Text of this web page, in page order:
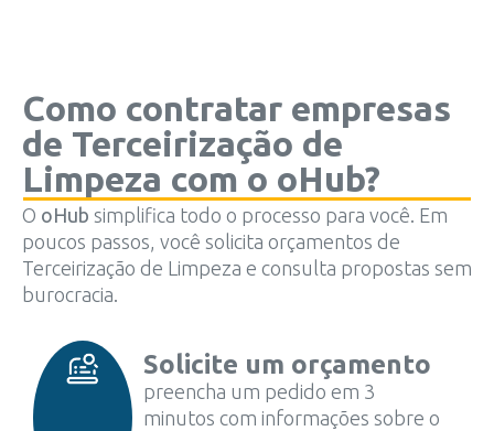
Como contratar empresas
de Terceirização de
Limpeza com o oHub?
O oHub simplifica todo o processo para você. Em
poucos passos, você solicita orçamentos de
Terceirização de Limpeza e consulta propostas sem
burocracia.
Solicite um orçamento
preencha um pedido em 3
minutos com informações sobre o